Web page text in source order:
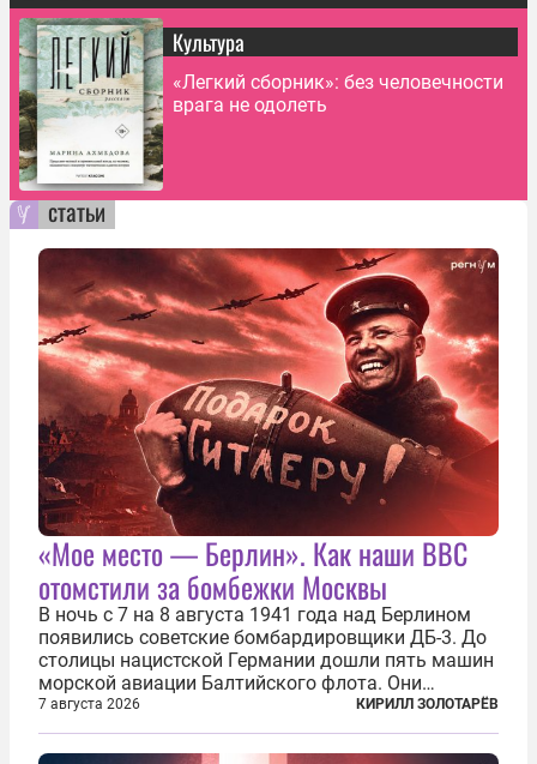
Культура
«Легкий сборник»: без человечности
врага не одолеть
статьи
«Мое место — Берлин». Как наши ВВС
отомстили за бомбежки Москвы
В ночь с 7 на 8 августа 1941 года над Берлином
появились советские бомбардировщики ДБ-3. До
столицы нацистской Германии дошли пять машин
морской авиации Балтийского флота. Они
сбросили бомбы на город, который в тот момент
жил в полной уверенности, что война идет где-то
далеко на востоке, Красная...
7 августа 2026 КИРИЛЛ ЗОЛОТАРЁВ